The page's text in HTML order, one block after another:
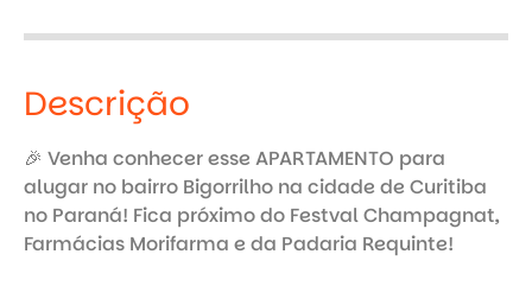
Descrição
🎉 Venha conhecer esse APARTAMENTO para
alugar no bairro Bigorrilho na cidade de Curitiba
no Paraná! Fica próximo do Festval Champagnat,
Farmácias Morifarma e da Padaria Requinte!